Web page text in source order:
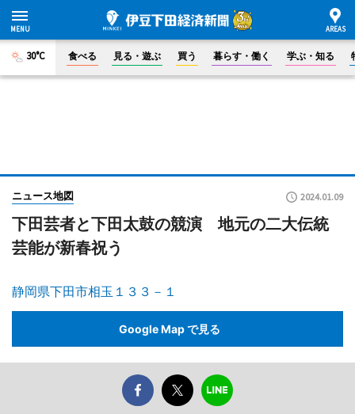
30°C 食べる 見る・遊ぶ 買う 暮らす・働く 学ぶ・知る
ニュース地図 2024.01.09
下田芸者と下田太鼓の競演 地元の二大伝統
芸能が新春祝う
静岡県下田市相玉１３３－１
Google Map で見る